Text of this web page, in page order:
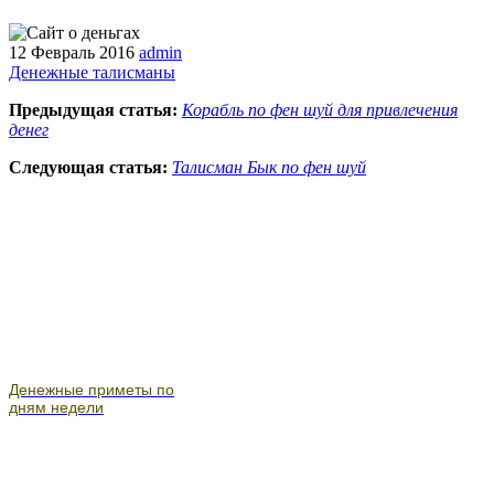
12 Февраль 2016 admin
Денежные талисманы
Предыдущая статья: Корабль по фен шуй для привлечения
денег
Следующая статья: Талисман Бык по фен шуй
Денежные приметы по
дням недели